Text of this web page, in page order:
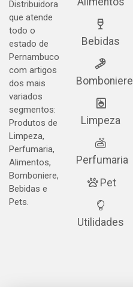
Distribuidora
que atende
todo o
estado de
Pernambuco
com artigos
dos mais
variados
segmentos:
Produtos de
Limpeza,
Perfumaria,
Alimentos,
Bomboniere,
Bebidas e
Pets.
Bebidas
Bomboniere
Limpeza
Perfumaria
Pet
Utilidades